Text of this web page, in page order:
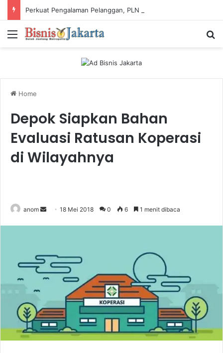
Menu
Home
Depok Siapkan Bahan
Evaluasi Ratusan Koperasi
di Wilayahnya
anom
a
e
i
l
18 Mei 2018 0 6 1 menit dibaca